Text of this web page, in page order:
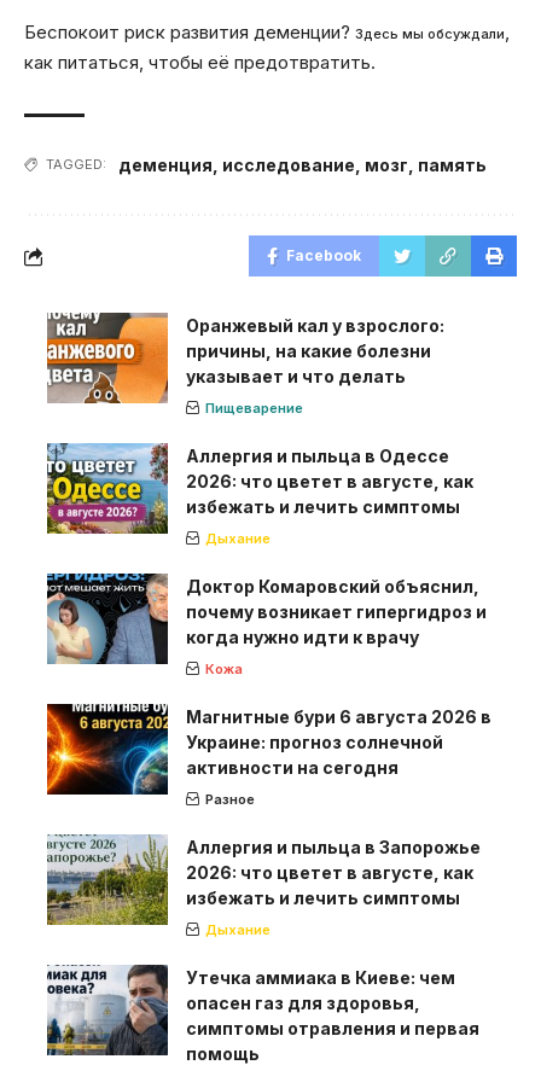
Беспокоит риск развития деменции? Здесь мы обсуждали,
как питаться, чтобы её предотвратить.
TAGGED: деменция исследование мозг память
Facebook
Оранжевый кал у взрослого:
причины, на какие болезни
указывает и что делать
Пищеварение
Аллергия и пыльца в Одессе
2026: что цветет в августе, как
избежать и лечить симптомы
Дыхание
Доктор Комаровский объяснил,
почему возникает гипергидроз и
когда нужно идти к врачу
Кожа
Магнитные бури 6 августа 2026 в
Украине: прогноз солнечной
активности на сегодня
Разное
Аллергия и пыльца в Запорожье
2026: что цветет в августе, как
избежать и лечить симптомы
Дыхание
Утечка аммиака в Киеве: чем
опасен газ для здоровья,
симптомы отравления и первая
помощь